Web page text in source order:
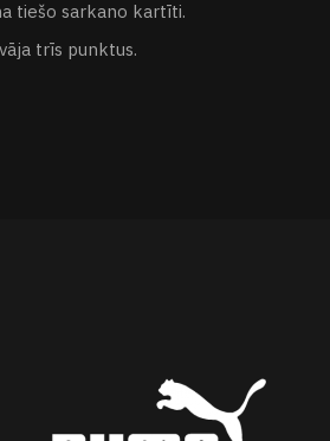
tiešo sarkano kartīti.
trīs punktus.